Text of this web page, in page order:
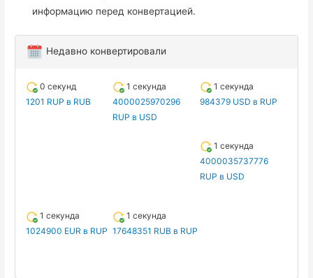
информацию перед конвертацией.
Недавно конвертировали
0 секунд
1201 RUP в RUB
1 секунда
4000025970296
RUP в USD
1 секунда
984379 USD в RUP
1 секунда
4000035737776
RUP в USD
1 секунда
1024900 EUR в RUP
1 секунда
17648351 RUB в RUP